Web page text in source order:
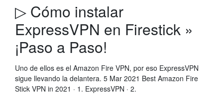
▷ Cómo instalar
ExpressVPN en Firestick »
¡Paso a Paso!
Uno de ellos es el Amazon Fire VPN, por eso ExpressVPN
sigue llevando la delantera. 5 Mar 2021 Best Amazon Fire
Stick VPN in 2021 · 1. ExpressVPN · 2.